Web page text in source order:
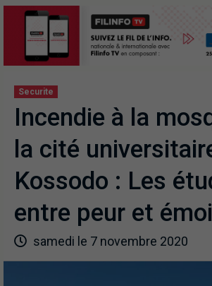
Securite
Incendie à la
la cité
Kossodo : Les
entre peur et émoi
samedi le 7 novembre 2020